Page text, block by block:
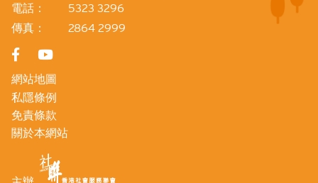
電話：
5323 3296
傳真：
2864 2999
網站地圖
私隱條例
免責條款
關於本網站